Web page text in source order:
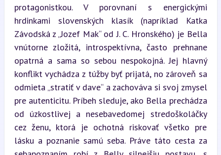
protagonistkou. V porovnaní s energickými
hrdinkami slovenských klasík (napríklad Katka
Závodská z „Jozef Mak“ od J. C. Hronského) je Bella
vnútorne zložitá, introspektívna, často prehnane
opatrná a sama so sebou nespokojná. Jej hlavný
konflikt vychádza z túžby byť prijatá, no zároveň sa
odmieta „stratiť v dave“ a zachováva si svoj zmysel
pre autenticitu. Príbeh sleduje, ako Bella prechádza
od úzkostlivej a nesebavedomej stredoškoláčky
cez ženu, ktorá je ochotná riskovať všetko pre
lásku a poznanie samú seba. Práve táto cesta za